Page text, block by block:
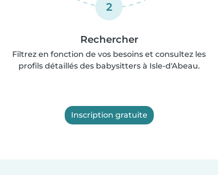
2
Rechercher
Filtrez en fonction de vos besoins et consultez les
profils détaillés des babysitters à Isle-d'Abeau.
Inscription gratuite